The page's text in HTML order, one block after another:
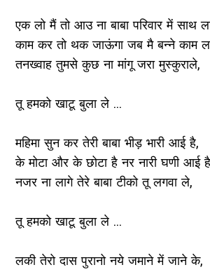
एक लो मैं तो आउ ना बाबा परिवार में साथ
काम कर तो थक जाऊंगा जब मै बन्ने काम
तनख्वाह तुमसे कुछ ना मांगू जरा मुस्कुराले,
तू हमको खाटू बुला ले ...
महिमा सुन कर तेरी बाबा भीड़ भारी आई है,
के मोटा और के छोटा है नर नारी घणी आई
नजर ना लागे तेरे बाबा टीको तू लगवा ले,
तू हमको खाटू बुला ले ...
लकी तेरो दास पुरानो नये जमाने में जाने के,